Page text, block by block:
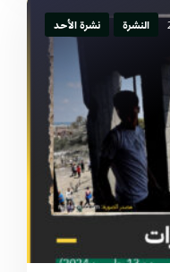
النشرة نشرة الأحد